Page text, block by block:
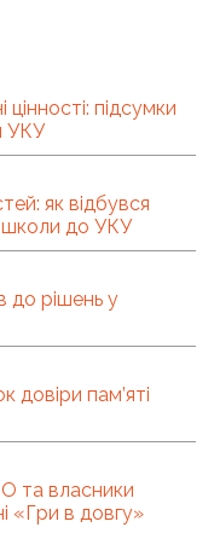
цінності: підсумки
УКУ
як відбувся
школи до УКУ
до рішень у
довіри пам’яті
та власники
«Гри в довгу»